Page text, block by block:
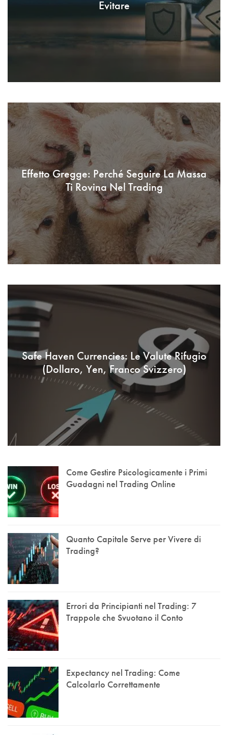
Evitare
Effetto Gregge: Perché Seguire La Massa
Ti Rovina Nel Trading
Safe Haven Currencies: Le Valute Rifugio
(Dollaro, Yen, Franco Svizzero)
Come Gestire Psicologicamente i Primi
Guadagni nel Trading Online
Quanto Capitale Serve per Vivere di
Trading?
Errori da Principianti nel Trading: 7
Trappole che Svuotano il Conto
Expectancy nel Trading: Come
Calcolarlo Correttamente